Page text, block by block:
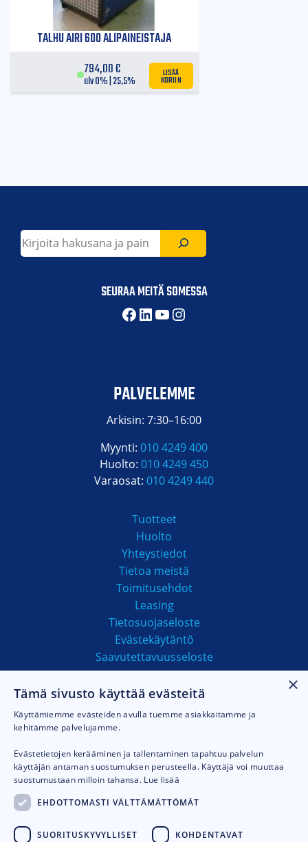
TALHU AIRI 600 ALIPAINEISTAJA
794,00€
alv 0% | 25,5%
LISÄÄ
KORIIN
Etsi
SEURAA MEITÄ SOMESSA
Facebook
LinkedIn
YouTube
Instagram
PALVELEMME
Arkisin: 7:30–16:00
Myynti: 010 4249 400
Huolto: 010 4249 450
Varaosat: 010 4249 440
Tuotteet
Huolto
Yhteystiedot
Tietoa meistä
Toimitusehdot
Leasing
Tietosuojaseloste
Evästekäytäntö
Saavutettavuusseloste
MAKSUTAVAT
×
Tämä sivusto käyttää evästeitä
Käyttämiemme evästeiden avulla tuemme asiakkaitamme ja
kehitämme palvelujamme.
Evästetietojen kerääminen ja tallentaminen tapahtuu palvelun
käyttäjän antaman suostumuksen perusteella. Käyttäjä voi muuttaa
suostumustaan milloin tahansa. Lue lisää
EHDOTTOMASTI VÄLTTÄMÄTTÖMÄT
SUORITUSKYVYLLISET KOHDENTAVAT